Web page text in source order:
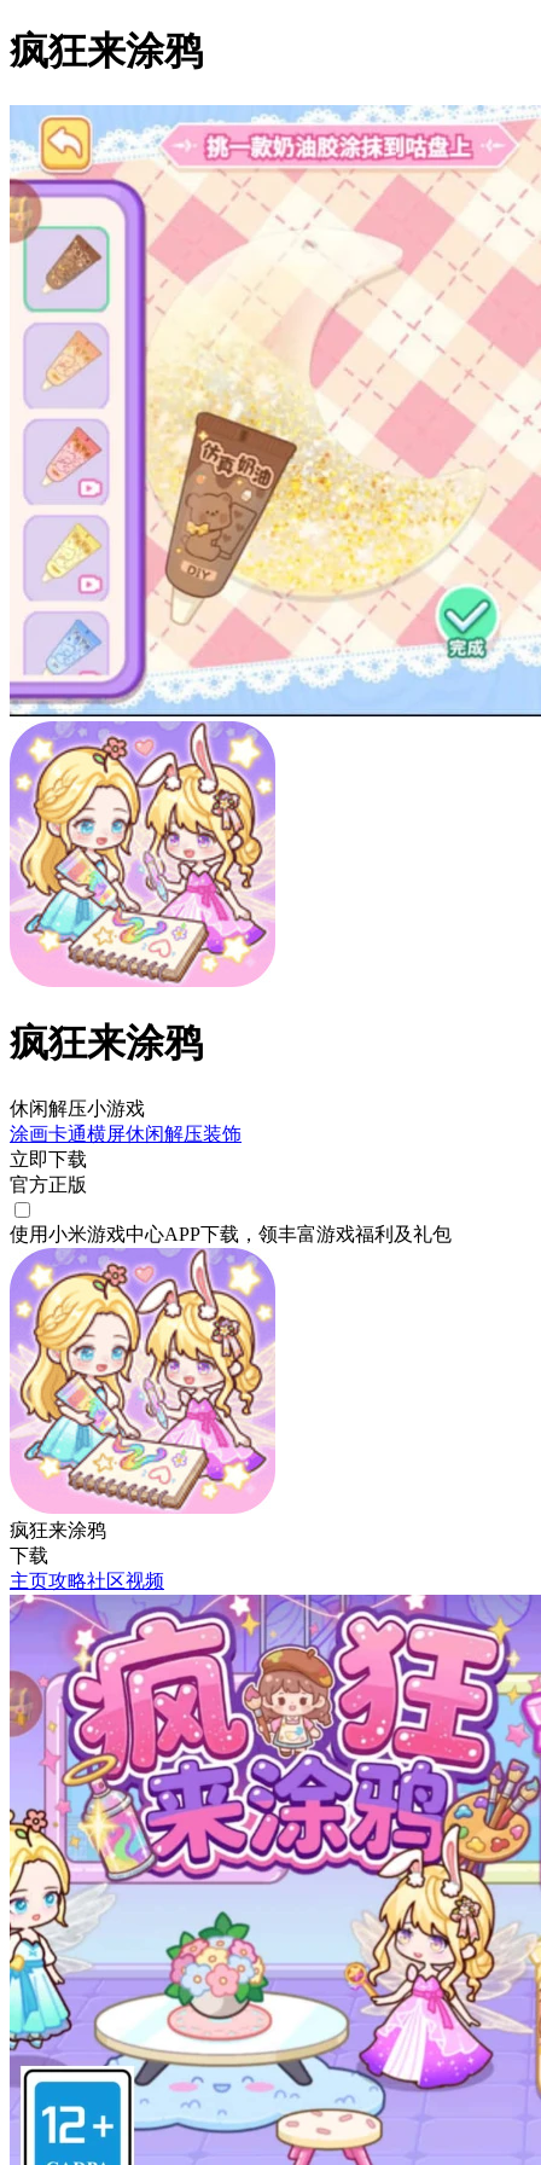
疯狂来涂鸦
疯狂来涂鸦
休闲解压小游戏
涂画卡通横屏休闲解压装饰
立即下载
官方正版
使用小米游戏中心APP下载 ，领丰富游戏福利 及礼包
疯狂来涂鸦
下载
主页攻略社区视频